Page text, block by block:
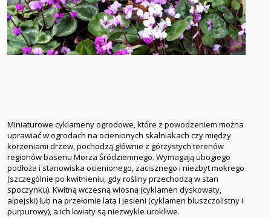
Miniaturowe cyklameny ogrodowe, które z powodzeniem można
uprawiać w ogrodach na ocienionych skalniakach czy między
korzeniami drzew, pochodzą głównie z górzystych terenów
regionów basenu Morza Śródziemnego. Wymagają ubogiego
podłoża i stanowiska ocienionego, zacisznego i niezbyt mokrego
(szczególnie po kwitnieniu, gdy rośliny przechodzą w stan
spoczynku). Kwitną wczesną wiosną (cyklamen dyskowaty,
alpejski) lub na przełomie lata i jesieni (cyklamen bluszczolistny i
purpurowy), a ich kwiaty są niezwykle urokliwe.